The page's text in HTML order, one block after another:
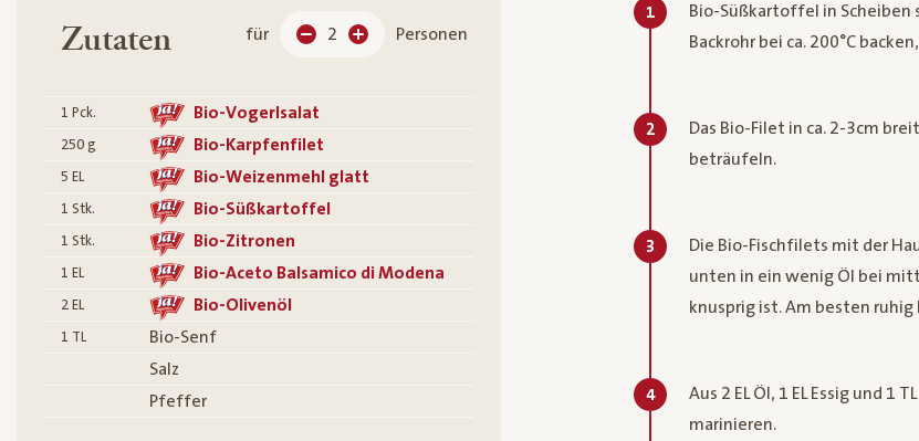
Zutaten für 2 Personen
1 Pck. Bio-Vogerlsalat
250 g Bio-Karpfenfilet
5 EL Bio-Weizenmehl glatt
1 Stk. Bio-Süßkartoffel
1 Stk. Bio-Zitronen
1 EL Bio-Aceto Balsamico di Modena
2 EL Bio-Olivenöl
1 TL
Bio-Senf
Salz
Pfeffer
1
Bio-Süßkartoffel in Scheiben
Backrohr bei ca. 200°C
2
Das Bio-Filet in ca. 2-3cm
beträufeln.
3
Die Bio-Fischfilets mit der
unten in ein wenig Öl bei
knusprig ist. Am besten
4
Aus 2 EL Öl, 1 EL Essig und 1
marinieren.